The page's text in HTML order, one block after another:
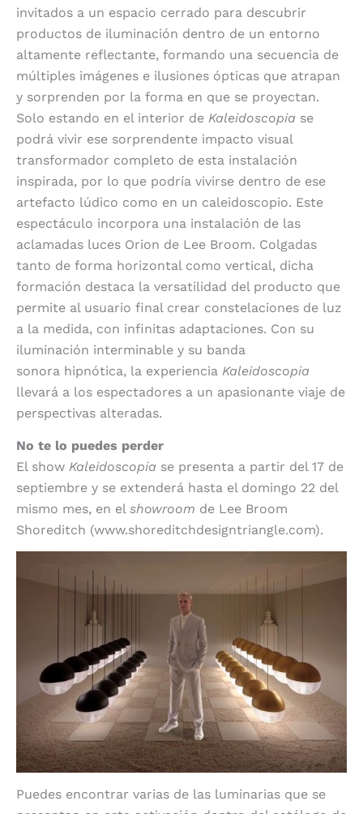
invitados a un espacio cerrado para descubrir
productos de iluminación dentro de un entorno
altamente reflectante, formando una secuencia de
múltiples imágenes e ilusiones ópticas que atrapan
y sorprenden por la forma en que se proyectan.
Solo estando en el interior de Kaleidoscopia se
podrá vivir ese sorprendente impacto visual
transformador completo de esta instalación
inspirada, por lo que podría vivirse dentro de ese
artefacto lúdico como en un caleidoscopio. Este
espectáculo incorpora una instalación de las
aclamadas luces Orion de Lee Broom. Colgadas
tanto de forma horizontal como vertical, dicha
formación destaca la versatilidad del producto que
permite al usuario final crear constelaciones de luz
a la medida, con infinitas adaptaciones. Con su
iluminación interminable y su banda
sonora hipnótica, la experiencia Kaleidoscopia
llevará a los espectadores a un apasionante viaje de
perspectivas alteradas.
No te lo puedes perder
El show Kaleidoscopia se presenta a partir del 17 de
septiembre y se extenderá hasta el domingo 22 del
mismo mes, en el showroom de Lee Broom
Shoreditch (www.shoreditchdesigntriangle.com).
Puedes encontrar varias de las luminarias que se